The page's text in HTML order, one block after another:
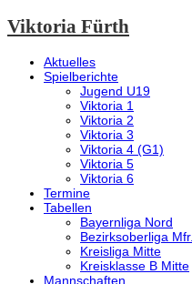
Viktoria Fürth
Aktuelles
Spielberichte
Jugend U19
Viktoria 1
Viktoria 2
Viktoria 3
Viktoria 4 (G1)
Viktoria 5
Viktoria 6
Termine
Tabellen
Bayernliga Nord
Bezirksoberliga Mfr.
Kreisliga Mitte
Kreisklasse B Mitte
Mannschaften